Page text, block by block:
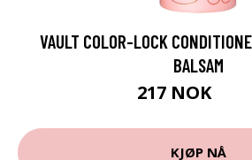
VAULT COLOR-LOCK
BALSAM
217 NOK
KJØP NÅ